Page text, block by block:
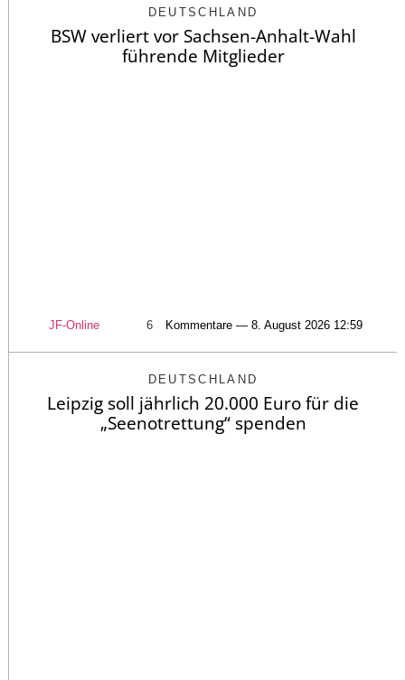
DEUTSCHLAND
BSW verliert vor Sachsen-Anhalt-Wahl
führende Mitglieder
JF-Online 6 Kommentare — 8. August 2026 12:59
DEUTSCHLAND
Leipzig soll jährlich 20.000 Euro für die
„Seenotrettung“ spenden